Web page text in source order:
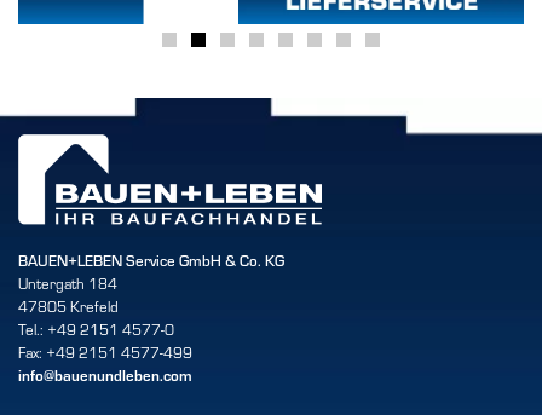
BAUEN+LEBEN Service GmbH & Co. KG
Untergath 184
47805 Krefeld
Tel.: +49 2151 4577-0
Fax: +49 2151 4577-499
info@bauenundleben.com